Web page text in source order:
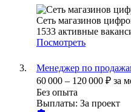
Сеть магазинов
1533 активные
Посмотреть
Менеджер по
60 000 – 120 000 ₽ за
Без опыта
Выплаты: За проект